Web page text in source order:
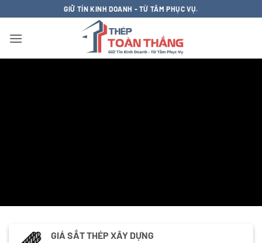
qua
nội
GIỮ TÍN KINH DOANH - TỪ TÂM PHỤC VỤ.
GIÁ SẮT THÉP XÂY DỰNG